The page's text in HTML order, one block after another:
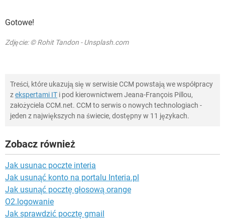
Gotowe!
Zdjęcie: © Rohit Tandon - Unsplash.com
Treści, które ukazują się w serwisie CCM powstają we współpracy
zekspertami IT i pod kierownictwem Jeana-François Pillou,
założyciela CCM.net. CCM to serwis o nowych technologiach -
jeden z największych na świecie, dostępny w 11 językach.
Zobacz również
Jak usunac poczte interia
Jak usunąć konto na portalu Interia.pl
Jak usunąć pocztę głosową orange
O2.logowanie
Jak sprawdzić pocztę gmail